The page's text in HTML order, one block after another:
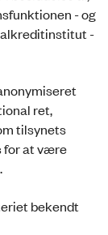
- og
-
ret,
tilsynets
for at være
bekendt